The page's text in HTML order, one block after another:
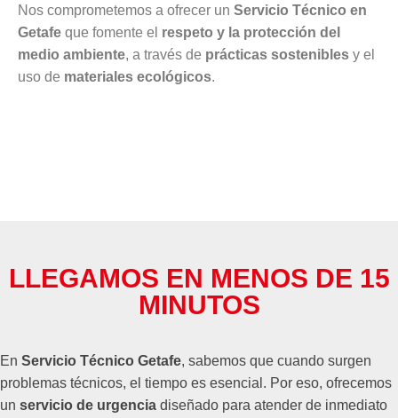
Nos comprometemos a ofrecer un Servicio Técnico en
Getafe que fomente el respeto y la protección del
medio ambiente, a través de prácticas sostenibles y el
uso de materiales ecológicos.
LLEGAMOS EN MENOS DE 15
MINUTOS
En Servicio Técnico Getafe, sabemos que cuando surgen
problemas técnicos, el tiempo es esencial. Por eso, ofrecemos
un servicio de urgencia diseñado para atender de inmediato